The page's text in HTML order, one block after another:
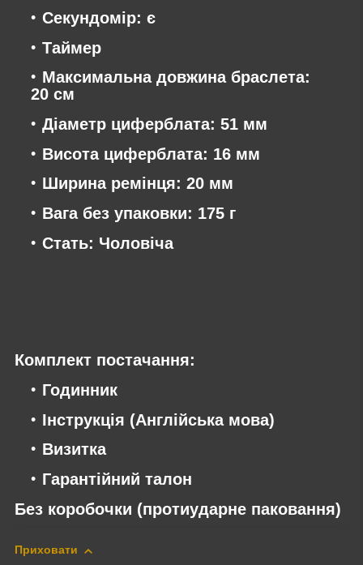
Секундомір: є
Таймер
Максимальна довжина браслета:
20 см
Діаметр циферблата: 51 мм
Висота циферблата: 16 мм
Ширина ремінця: 20 мм
Вага без упаковки: 175 г
Стать: Чоловіча
Комплект постачання:
Годинник
Інструкція (Англійська мова)
Визитка
Гарантійний талон
Без коробочки (протиударне паковання)
Приховати